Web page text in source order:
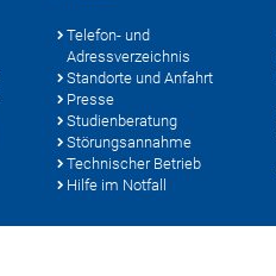
Telefon- und
Adressverzeichnis
Standorte und Anfahrt
Presse
Studienberatung
Störungsannahme
Technischer Betrieb
Hilfe im Notfall